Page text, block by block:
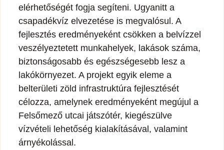
elérhetőségét fogja segíteni. Ugyanitt a
csapadékvíz elvezetése is megvalósul. A
fejlesztés eredményeként csökken a belvízzel
veszélyeztetett munkahelyek, lakások száma,
biztonságosabb és egészségesebb lesz a
lakókörnyezet. A projekt egyik eleme a
belterületi zöld infrastruktúra fejlesztését
célozza, amelynek eredményeként megújul a
Felsőmező utcai játszótér, kiegészülve
vízvételi lehetőség kialakításával, valamint
árnyékolással.